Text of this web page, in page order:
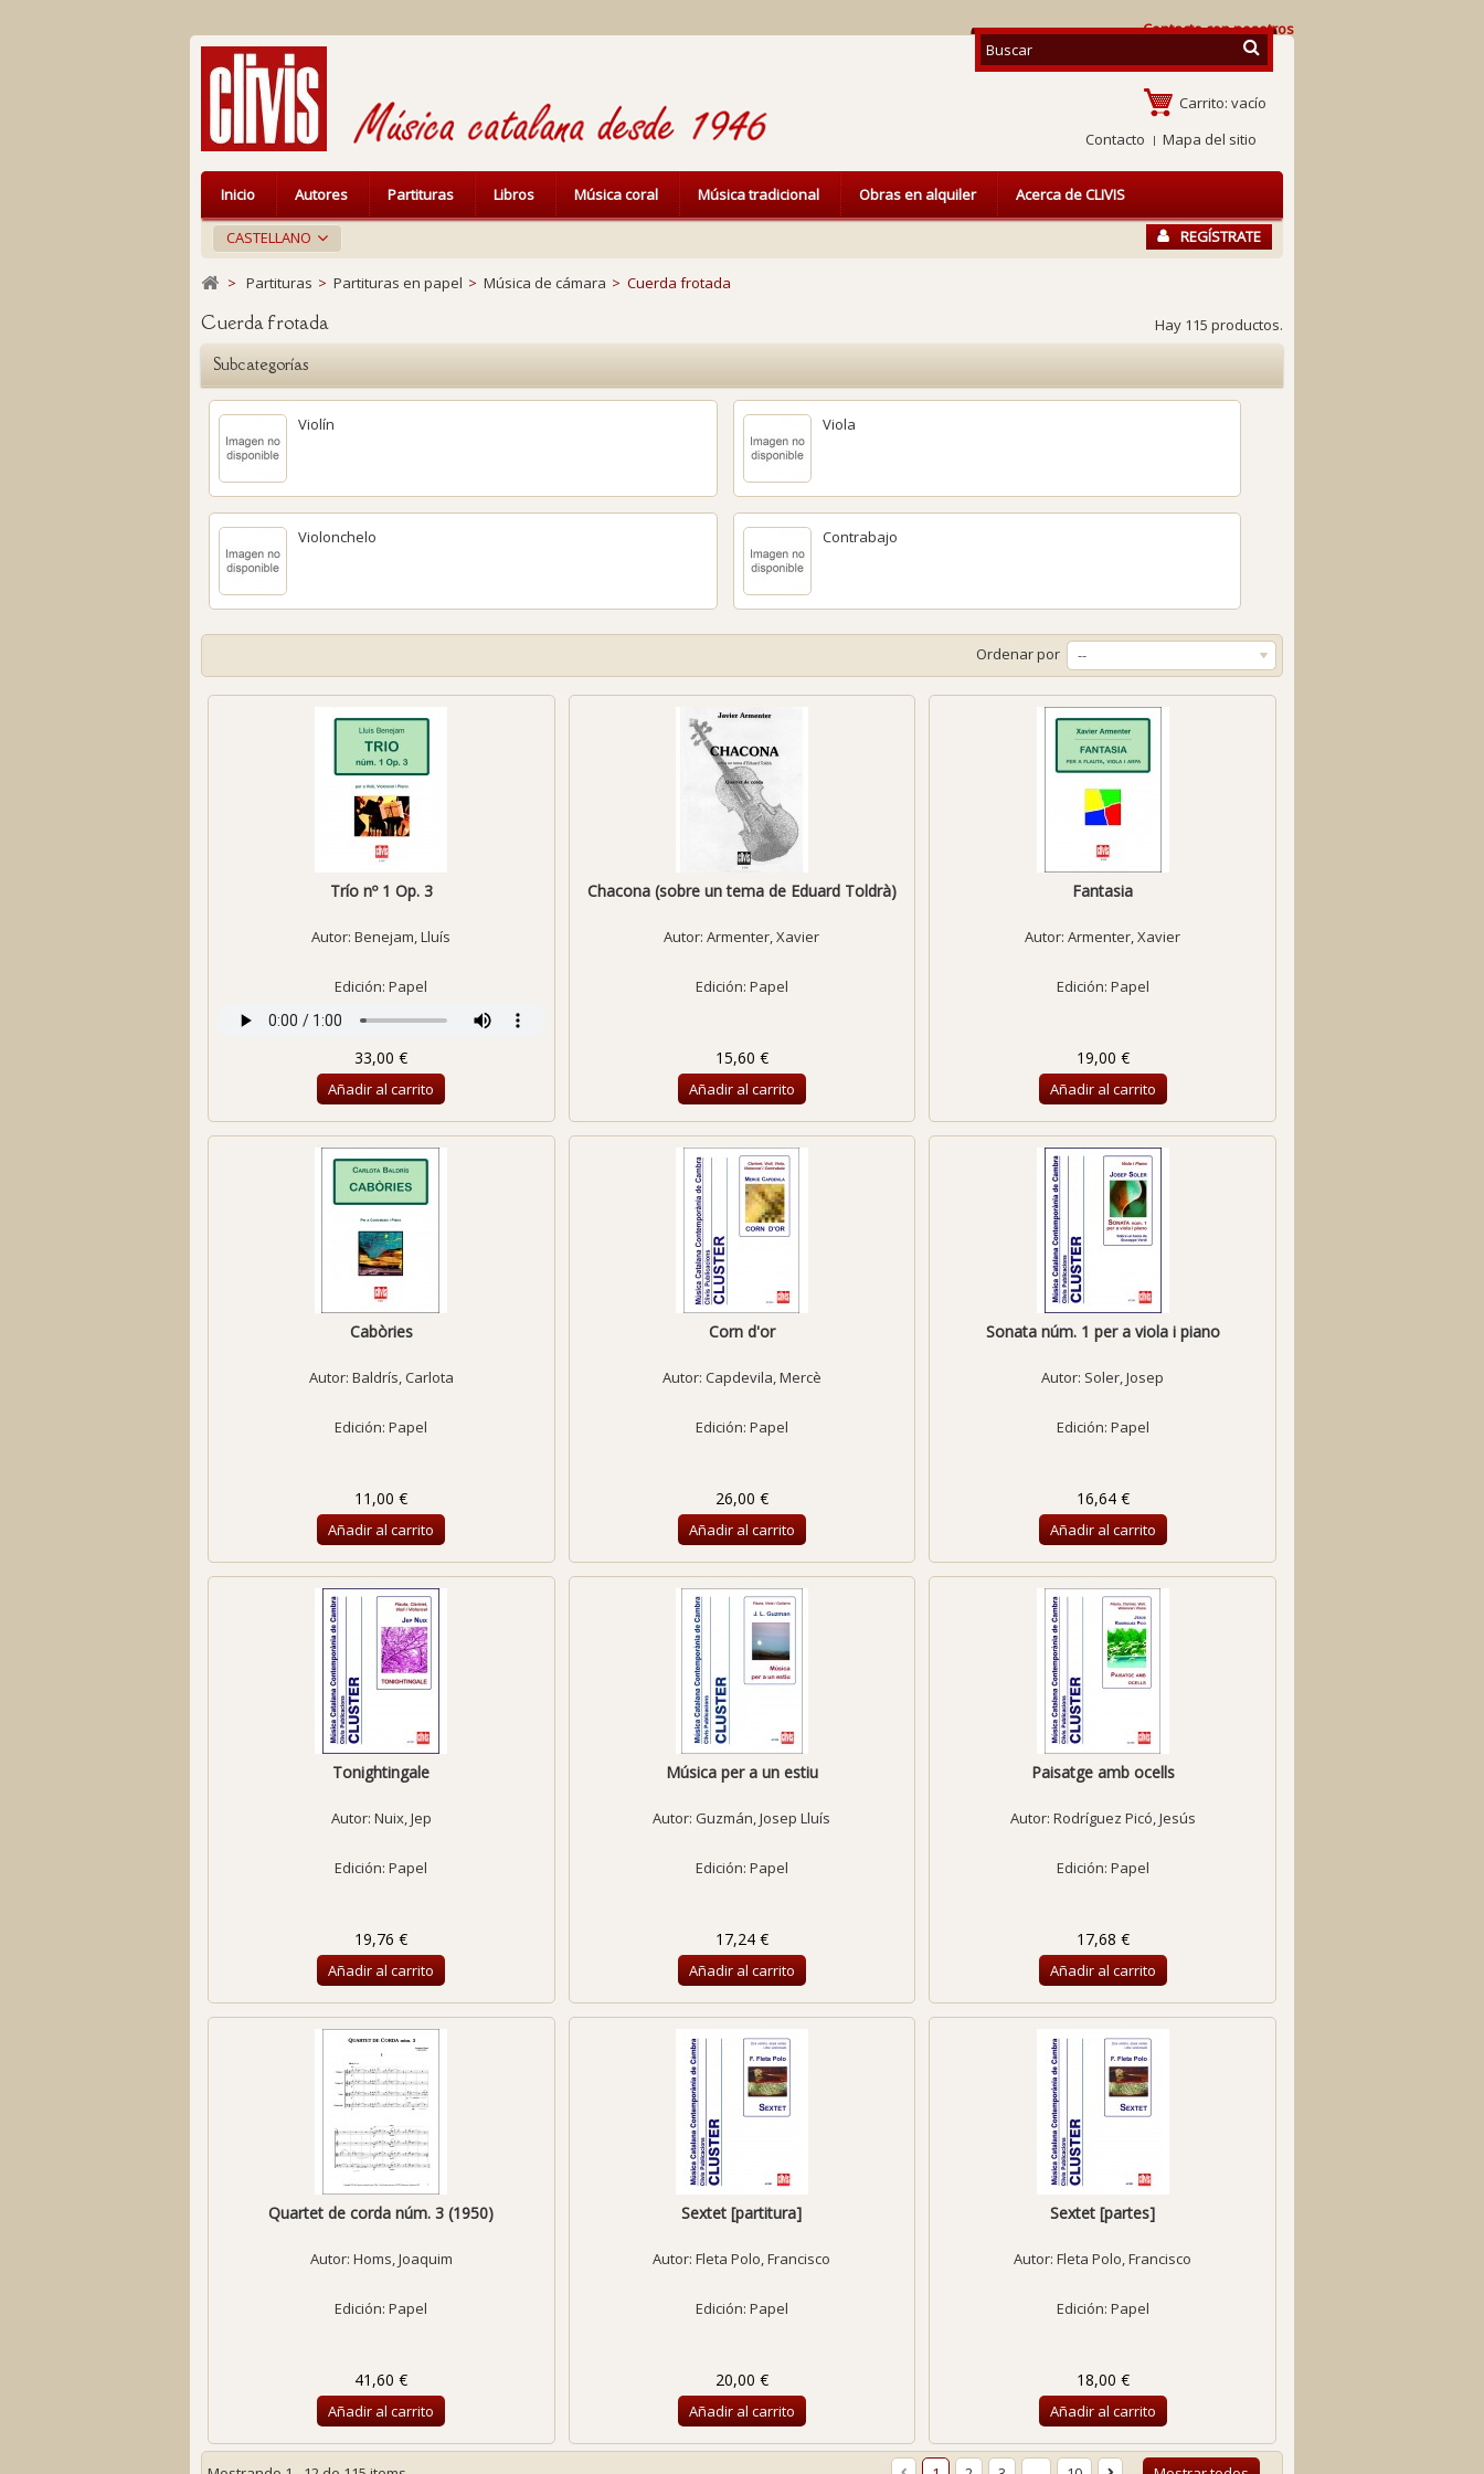
Contacte con nosotros
Carrito: vacío
Contacto
Mapa del sitio
CASTELLANO REGÍSTRATE
Inicio Autores Partituras Libros Música coral Música tradicional Obras en alquiler Acerca de CLIVIS
> Partituras > Partituras en papel > Música de cámara > Cuerda frotada
Cuerda frotada Hay 115 productos.
Subcategorías
Violín Viola
Violonchelo Contrabajo
Ordenar por --
Trío nº 1 Op. 3
Autor:Benejam, Lluís
Edición: Papel
33,00 €
Añadir al carrito
Chacona (sobre un tema de Eduard Toldrà)
Autor:Armenter, Xavier
Edición: Papel
15,60 €
Añadir al carrito
Fantasia
Autor:Armenter, Xavier
Edición: Papel
19,00 €
Añadir al carrito
Cabòries
Autor: Baldrís, Carlota
Edición: Papel
11,00 €
Añadir al carrito
Corn d'or
Autor: Capdevila, Mercè
Edición: Papel
26,00 €
Añadir al carrito
Sonata núm. 1 per a viola i piano
Autor: Soler, Josep
Edición: Papel
16,64 €
Añadir al carrito
Tonightingale
Autor: Nuix, Jep
Edición: Papel
19,76 €
Añadir al carrito
Música per a un estiu
Autor: Guzmán, Josep Lluís
Edición: Papel
17,24 €
Añadir al carrito
Paisatge amb ocells
Autor: Rodríguez Picó, Jesús
Edición: Papel
17,68 €
Añadir al carrito
Quartet de corda núm. 3 (1950)
Autor: Homs, Joaquim
Edición: Papel
41,60 €
Añadir al carrito
Sextet [partitura]
Autor:Fleta Polo, Francisco
Edición: Papel
20,00 €
Añadir al carrito
Sextet [partes]
Autor:Fleta Polo, Francisco
Edición: Papel
18,00 €
Añadir al carrito